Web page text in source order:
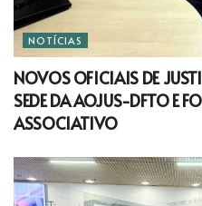
NOTÍCIAS
NOVOS OFICIAIS DE
SEDE DA AOJUS-DFTO E
ASSOCIATIVO